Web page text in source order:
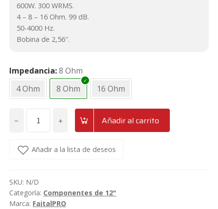
600W. 300 WRMS.
4 – 8 – 16 Ohm. 99 dB.
50-4000 Hz.
Bobina de 2,56″.
Impedancia 8 Ohm
4 Ohm
8 Ohm 16 Ohm
−
grave
300W
FaitalPRO
+ Añadir al carrito
Añadir a la lista de deseos
SKU: N/D
Categoría: Componentes de 12"
Marca: FaitalPRO